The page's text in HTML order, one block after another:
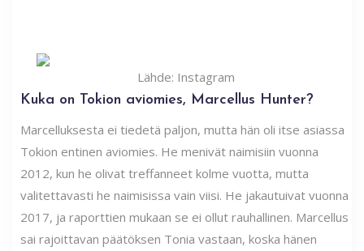
Lähde: Instagram
Kuka on Tokion aviomies, Marcellus Hunter?
Marcelluksesta ei tiedetä paljon, mutta hän oli itse asiassa
Tokion entinen aviomies. He menivät naimisiin vuonna
2012, kun he olivat treffanneet kolme vuotta, mutta
valitettavasti he naimisissa vain viisi. He jakautuivat vuonna
2017, ja raporttien mukaan se ei ollut rauhallinen. Marcellus
sai rajoittavan päätöksen Tonia vastaan, koska hänen